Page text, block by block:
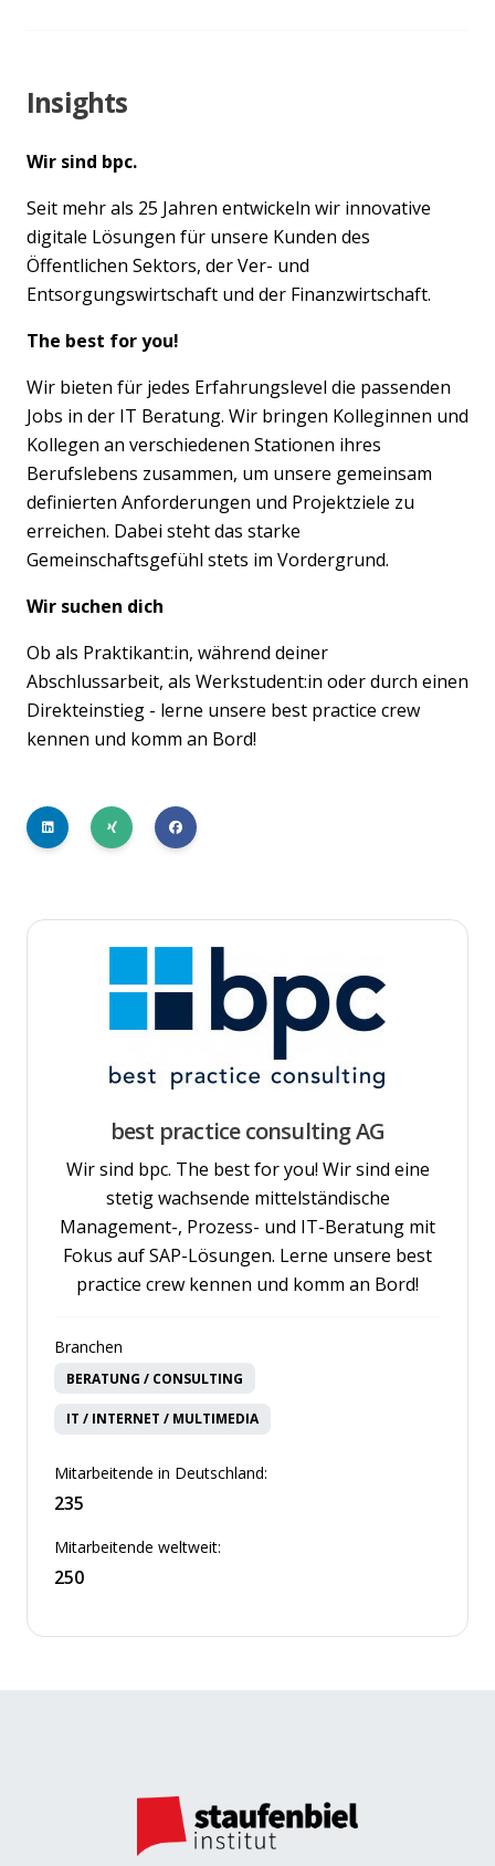
Insights
Wir sind bpc.
Seit mehr als 25 Jahren entwickeln wir innovative
digitale Lösungen für unsere Kunden des
Öffentlichen Sektors, der Ver- und
Entsorgungswirtschaft und der Finanzwirtschaft.
The best for you!
Wir bieten für jedes Erfahrungslevel die passenden
Jobs in der IT Beratung. Wir bringen Kolleginnen und
Kollegen an verschiedenen Stationen ihres
Berufslebens zusammen, um unsere gemeinsam
definierten Anforderungen und Projektziele zu
erreichen. Dabei steht das starke
Gemeinschaftsgefühl stets im Vordergrund.
Wir suchen dich
Ob als Praktikant:in, während deiner
Abschlussarbeit, als Werkstudent:in oder durch einen
Direkteinstieg - lerne unsere best practice crew
kennen und komm an Bord!
best practice consulting AG
Wir sind bpc. The best for you! Wir sind eine
stetig wachsende mittelständische
Management-, Prozess- und IT-Beratung mit
Fokus auf SAP-Lösungen. Lerne unsere best
practice crew kennen und komm an Bord!
Branchen
BERATUNG / CONSULTING
IT / INTERNET / MULTIMEDIA
Mitarbeitende in Deutschland:
235
Mitarbeitende weltweit:
250